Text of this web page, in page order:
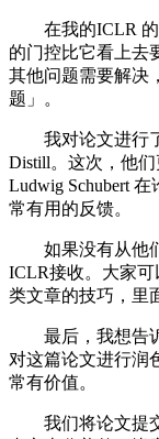
在我的ICLR 的
的门控比它看上去
其他问题需要解决
题」。
我对论文进行了
Distill。这次，他们
Ludwig Schubert
常有用的反馈。
如果没有从他们
ICLR接收。大家可
类文章的技巧，里
最后，我想告诉
对这篇论文进行润
常有价值。
我们将论文提交